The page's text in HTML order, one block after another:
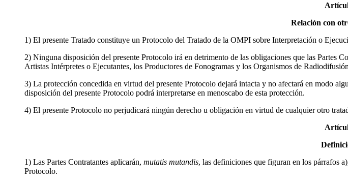
Relación con
1) El presente Tratado constituye un Protocolo del Tratado de la OMPI sobre Interpretación o
2) Ninguna disposición del presente Protocolo irá en detrimento de las obligaciones que las Partes
Artistas Intérpretes o Ejecutantes, los Productores de Fonogramas y los Organismos de
3) La protección concedida en virtud del presente Protocolo dejará intacta y no afectará en modo
disposición del presente Protocolo podrá interpretarse en menoscabo de esta protección.
4) El presente Protocolo no perjudicará ningún derecho u obligación en virtud de cualquier otro
1) Las Partes Contratantes aplicarán, mutatis mutandis, las definiciones que figuran en los párrafos
Protocolo.